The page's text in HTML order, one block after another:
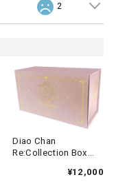
2
Diao Chan
Re:Collection Box
¥12,000